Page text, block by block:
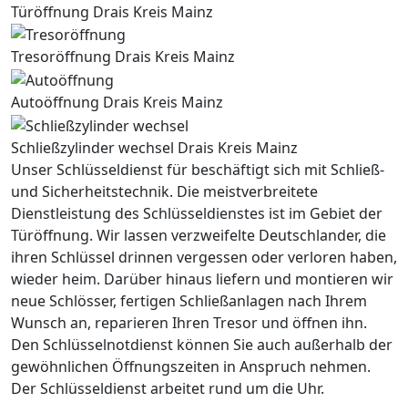
Türöffnung Drais Kreis Mainz
Tresoröffnung Drais Kreis Mainz
Autoöffnung Drais Kreis Mainz
Schließzylinder wechsel Drais Kreis Mainz
Unser Schlüsseldienst für beschäftigt sich mit Schließ-
und Sicherheitstechnik. Die meistverbreitete
Dienstleistung des Schlüsseldienstes ist im Gebiet der
Türöffnung. Wir lassen verzweifelte Deutschlander, die
ihren Schlüssel drinnen vergessen oder verloren haben,
wieder heim. Darüber hinaus liefern und montieren wir
neue Schlösser, fertigen Schließanlagen nach Ihrem
Wunsch an, reparieren Ihren Tresor und öffnen ihn.
Den Schlüsselnotdienst können Sie auch außerhalb der
gewöhnlichen Öffnungszeiten in Anspruch nehmen.
Der Schlüsseldienst arbeitet rund um die Uhr.